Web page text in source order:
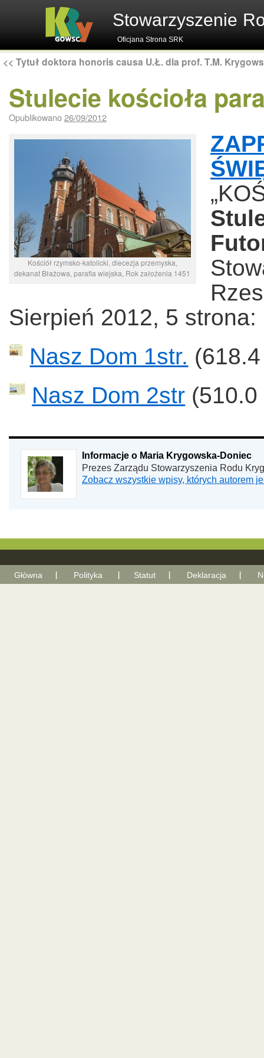
Stowarzyszenie
Oficjana Strona SRK
<< Tytuł doktora honoris causa U.Ł. dla prof. T.M.
Stulecie kościoła
Opublikowano26/09/2012
Kościół rzymsko-katolicki, diecezja przemyska,
dekanat Błażowa, parafia wiejska, Rok założenia 1451
Sierpień 2012, 5 strona:
Nasz Dom 1str.
Nasz Dom 2str (510.0
Informacje o Maria Krygowska-Doniec
Prezes Zarządu Stowarzyszenia Rodu
Zobacz wszystkie wpisy, których autorem
Główna Polityka Statut Deklaracja With